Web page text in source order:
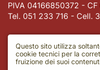
PIVA 04166850372 -
Tel. 051 233 716 - Cell.
Questo sito utilizza
cookie tecnici per la
fruizione dei suoi